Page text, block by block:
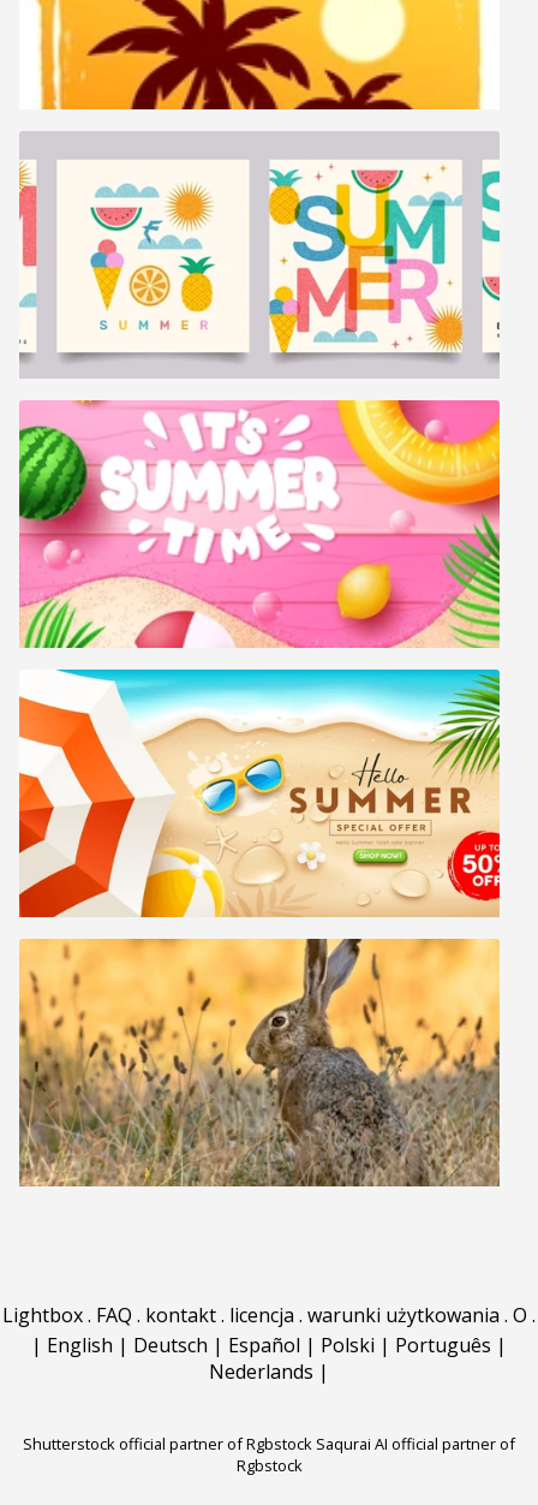
Lightbox. FAQ . kontakt. licencja . warunki użytkowania . O .
| English | Deutsch | Español | Polski | Português |
Nederlands |
Shutterstock official partner of Rgbstock Saqurai AI official partner of
Rgbstock